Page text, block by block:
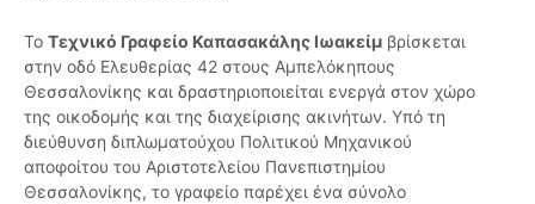
Το Τεχνικό Γραφείο Καπασακάλης Ιωακείμ βρίσκεται
στην οδό Ελευθερίας 42 στους Αμπελόκηπους
Θεσσαλονίκης και δραστηριοποιείται ενεργά στον χώρο
της οικοδομής και της διαχείρισης ακινήτων. Υπό τη
διεύθυνση διπλωματούχου Πολιτικού Μηχανικού
αποφοίτου του Αριστοτελείου Πανεπιστημίου
Θεσσαλονίκης, το γραφείο παρέχει ένα σύνολο